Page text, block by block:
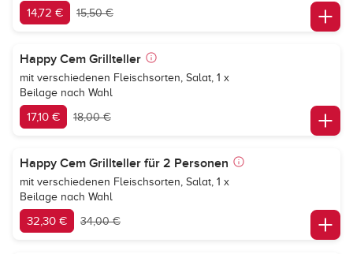
14,72 € 15,50 €
Happy Cem Grillteller
mit verschiedenen Fleischsorten, Salat, 1 x
Beilage nach Wahl
17,10 € 18,00 €
Happy Cem Grillteller für 2 Personen
mit verschiedenen Fleischsorten, Salat, 1 x
Beilage nach Wahl
32,30 € 34,00 €